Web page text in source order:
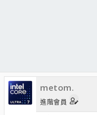
metom.
進階會員